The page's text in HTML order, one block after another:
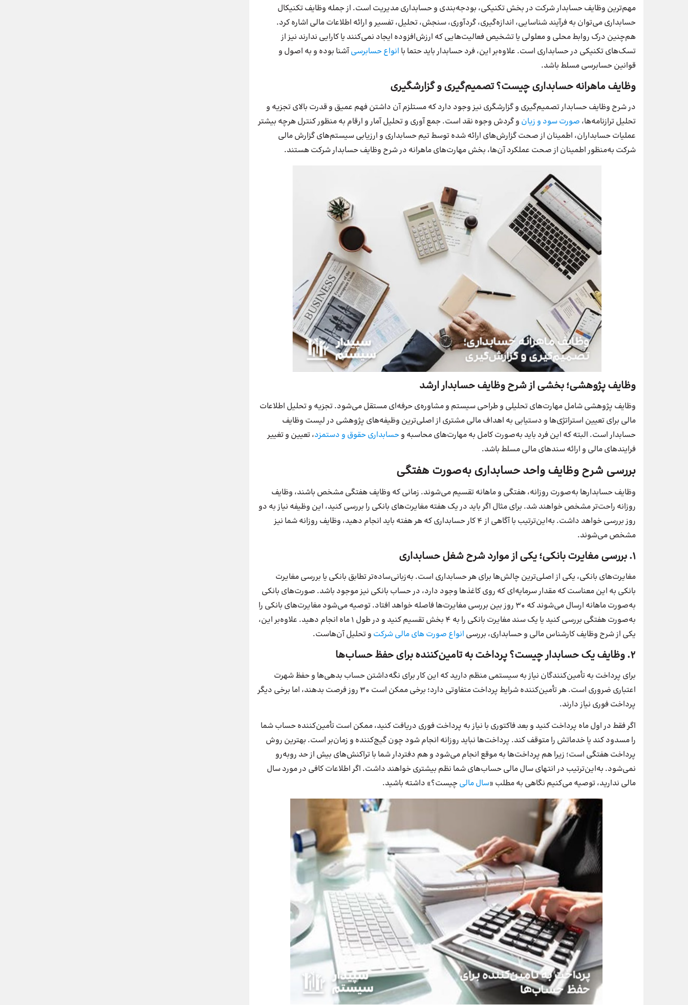
مهم‌ترین وظایف حسابدار شرکت در بخش تکنیکی، بودجه‌بندی و حسابداری مدیریت است. از جمله وظایف تکنیکال
حسابداری می‌توان به فرآیند شناسایی،‌ اندازه‌گیری، گردآوری، سنجش، تحلیل، تفسیر و ارائه اطلاعات مالی اشاره کرد.
هم‌چنین درک روابط محلی و معلولی یا تشخیص فعالیت‌هایی که ارزش‌افزوده ایجاد نمی‌کنند یا کارایی ندارند نیز از
تسک‌های تکنیکی در حسابداری است. علاوه‌بر این، فرد حسابدار باید حتما با انواع حسابرسیآشنا بوده و به اصول و
قوانین حسابرسی مسلط باشد.
وظایف ماهرانه حسابداری چیست؟ تصمیم‌گیری و گزارشگیری
در شرح وظایف حسابدار تصمیم‌گیری و گزارشگری نیز وجود دارد که مستلزم آن داشتن فهم عمیق و قدرت بالای تجزیه و
تحلیل ترازنامه‌ها، صورت سود و زیان و گردش وجوه نقد است. جمع آوری و تحلیل آمار و ارقام به منظور کنترل هرچه بیشتر
عملیات حسابداران، اطمینان از صحت گزارش‌های ارائه شده توسط تیم حسابداری و ارزیابی سیستم‌های گزارش مالی
شرکت به‌منظور اطمینان از صحت عملکرد آن‌ها، بخش مهارت‌های ماهرانه در شرح وظایف حسابدار شرکت هستند.
وظایف پژوهشی؛ بخشی از شرح وظایف حسابدار ارشد
وظایف پژوهشی شامل مهارت‌های تحلیلی و طراحی سیستم و مشاوره‌ی حرفه‌ای مستقل می‌شود. تجزیه و تحلیل اطلاعات
مالی برای تعیین استراتژی‌ها و دستیابی به اهداف مالی مشتری از اصلی‌ترین وظیفه‌های پژوهشی در لیست وظایف
حسابدار است. البته که این فرد باید به‌صورت کامل به مهارت‌های محاسبه وحسابداری حقوق و دستمزد، تعیین و تغییر
فرایندهای مالی و ارائه سندهای مالی مسلط باشد.
بررسی شرح وظایف واحد حسابداری به‌صورت هفتگی
وظایف حسابدارها به‌صورت روزانه، هفتگی و ماهانه تقسیم می‌شوند. زمانی که وظایف هفتگی مشخص باشند، وظایف
روزانه راحت‌تر مشخص خواهند شد. برای مثال اگر باید در یک هفته مغایرت‌های بانکی را بررسی کنید، این وظیفه نیاز به دو
روز بررسی خواهد داشت. به‌این‌ترتیب با آگاهی از ۴ کار حسابداری که هر هفته باید انجام دهید، وظایف روزانه شما نیز
مشخص می‌شوند.
1. بررسی مغایرت بانکی؛ یکی از موارد شرح شغل حسابداری
مغایرت‌های بانکی، یکی از اصلی‌ترین چالش‌ها برای هر حسابداری است. به‌زبانی‌ساده‌تر تطابق بانکی یا بررسی مغایرت
بانکی به این معناست که مقدار سرمایه‌ای که روی کاغذ‌ها وجود دارد، در حساب بانکی نیز موجود باشد. صورت‌های بانکی
به‌صورت ماهانه ارسال می‌شوند که 30 روز بین بررسی مغایرت‌ها فاصله خواهد افتاد. توصیه می‌شود مغایرت‌های بانکی را
به‌صورت هفتگی بررسی کنید یا یک سند مغایرت بانکی را به 4 بخش تقسیم کنید و در طول 1 ماه انجام دهید. علاوه‌بر این،
یکی از شرح وظایف کارشناس مالی و حسابداری، بررسی انواع صورت های مالی شرکت و تحلیل آن‌هاست.
2. وظایف یک حسابدار چیست؟ پرداخت به تامین‌کننده برای حفظ حساب‌ها
برای پرداخت به تأمین‌کنندگان نیاز به سیستمی منظم دارید که این کار برای نگه‌داشتن حساب بدهی‌ها و حفظ شهرت
اعتباری ضروری است. هر تأمین‌کننده شرایط پرداخت متفاوتی دارد؛ برخی ممکن است ۳۰ روز فرصت بدهند، اما برخی دیگر
پرداخت فوری نیاز دارند.
اگر فقط در اول ماه پرداخت کنید و بعد فاکتوری با نیاز به پرداخت فوری دریافت کنید، ممکن است تأمین‌کننده حساب شما
را مسدود کند یا خدماتش را متوقف کند. پرداخت‌ها نباید روزانه انجام شود چون گیج‌کننده و زمان‌بر است. بهترین روش
پرداخت هفتگی است؛ زیرا هم پرداخت‌ها به موقع انجام می‌شود و هم دفتردار شما با تراکنش‌های بیش از حد روبه‌رو
نمی‌شود. به‌این‌ترتیب در انتهای سال مالی حساب‌های شما نظم بیشتری خواهند داشت. اگر اطلاعات کافی در مورد سال
مالی ندارید، توصیه می‌کنیم نگاهی به مطلب «سال مالیچیست؟» داشته باشید.